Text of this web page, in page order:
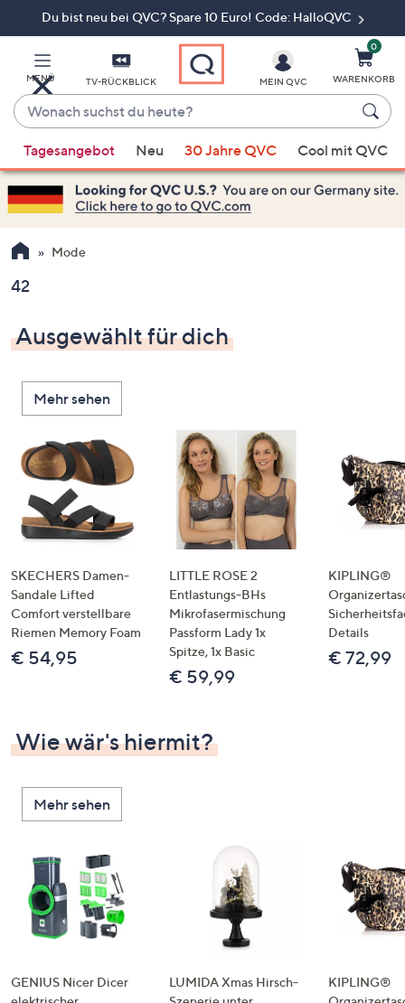
Du bist neu bei QVC? Spare 10 Euro! Code: HalloQVC
MENÜ TV-RÜCKBLICK
Wonach
suchst
du
heute?
Vorschläge
verfügbar
sind,
verwenden
Sie
Pfeiltasten
oben
und
nach
unten
oder
wischen
Sie
Touch-
Geräten
links
bzw.
rechts,
um
diese
MEIN QVC
0
WARENKORB
Tagesangebot Neu 30 Jahre QVC Cool mit QVC
Mode
42
Ausgewählt für dich
Mehr sehen
SKECHERS Damen-
Sandale Lifted
Comfort verstellbare
Riemen Memory Foam
€ 54,95
LITTLE ROSE 2
Entlastungs-BHs
Mikrofasermischung
Passform Lady 1x
Spitze, 1x Basic
€ 59,99
KIPLING®
Details
€ 72,99
Wie wär's hiermit?
Mehr sehen
GENIUS Nicer Dicer
LUMIDA Xmas Hirsch-
KIPLING®